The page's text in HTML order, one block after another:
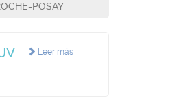
POSAY
Leer más